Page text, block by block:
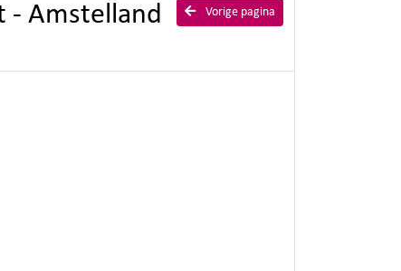
Vorige pagina
- Amstelland